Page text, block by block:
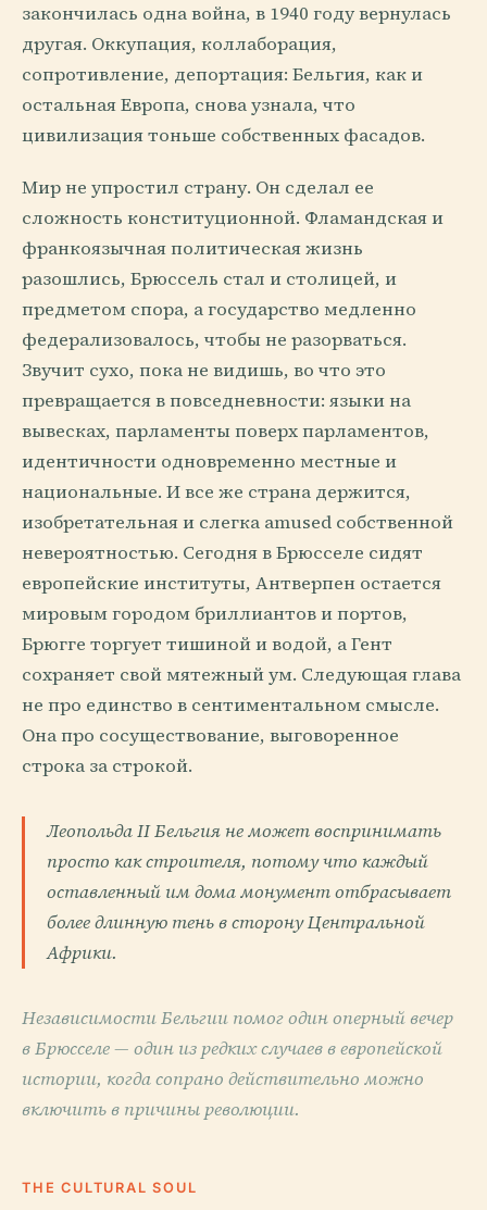
закончилась одна война, в 1940 году вернулась
другая. Оккупация, коллаборация,
сопротивление, депортация: Бельгия, как и
остальная Европа, снова узнала, что
цивилизация тоньше собственных фасадов.
Мир не упростил страну. Он сделал ее
сложность конституционной. Фламандская и
франкоязычная политическая жизнь
разошлись, Брюссель стал и столицей, и
предметом спора, а государство медленно
федерализовалось, чтобы не разорваться.
Звучит сухо, пока не видишь, во что это
превращается в повседневности: языки на
вывесках, парламенты поверх парламентов,
идентичности одновременно местные и
национальные. И все же страна держится,
изобретательная и слегка amused собственной
невероятностью. Сегодня в Брюсселе сидят
европейские институты, Антверпен остается
мировым городом бриллиантов и портов,
Брюгге торгует тишиной и водой, а Гент
сохраняет свой мятежный ум. Следующая глава
не про единство в сентиментальном смысле.
Она про сосуществование, выговоренное
строка за строкой.
Леопольда II Бельгия не может воспринимать
просто как строителя, потому что каждый
оставленный им дома монумент отбрасывает
более длинную тень в сторону Центральной
Африки.
Независимости Бельгии помог один оперный вечер
в Брюсселе — один из редких случаев в европейской
истории, когда сопрано действительно можно
включить в причины революции.
THE CULTURAL SOUL